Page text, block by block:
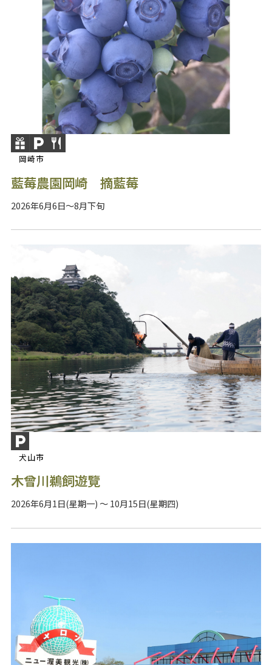
岡崎市
藍莓農園岡崎 摘藍莓
2026年6月6日～8月下旬
犬山市
木曾川鵜飼遊覽
2026年6月1日(星期一) ～ 10月15日(星期四)